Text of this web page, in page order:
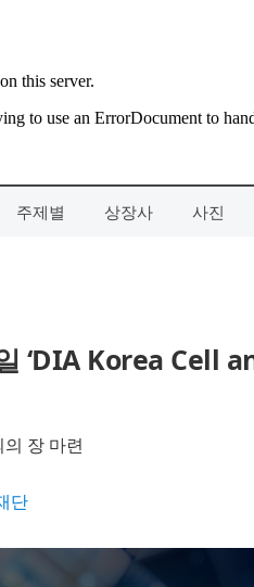
주제별 상장사 사진
‘DIA Korea Cell
장 마련
단